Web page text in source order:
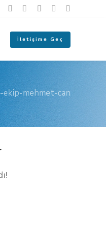
İletişime Geç
ekip-mehmet-can